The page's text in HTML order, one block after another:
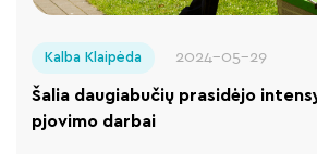
Kalba Klaipėda 2024-05-29
Šalia daugiabučių prasidėjo
pjovimo darbai